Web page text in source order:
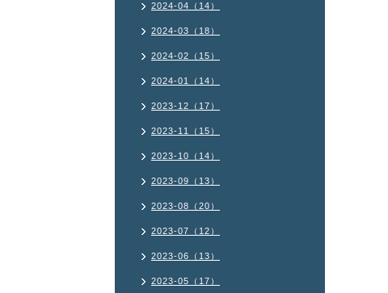
2024-04（14）
2024-03（18）
2024-02（15）
2024-01（14）
2023-12（17）
2023-11（15）
2023-10（14）
2023-09（13）
2023-08（20）
2023-07（12）
2023-06（13）
2023-05（17）